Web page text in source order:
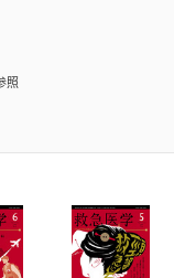
照